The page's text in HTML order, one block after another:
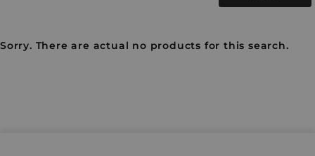
Sorry. There are actual no products for this search.